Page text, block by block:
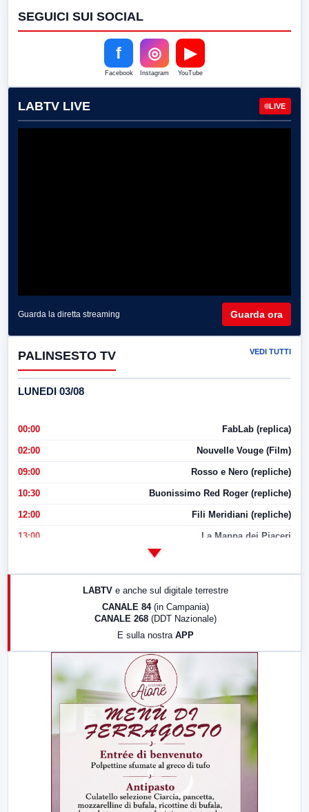
SEGUICI SUI SOCIAL
f
Facebook
◎
Instagram
▶
YouTube
LABTV LIVE LIVE
Guarda la diretta streaming Guarda ora
PALINSESTO TV VEDI TUTTI
LUNEDI 03/08
00:00 FabLab (replica)
02:00 Nouvelle Vouge (Film)
09:00 Rosso e Nero (repliche)
10:30 Buonissimo Red Roger (repliche)
12:00 Fili Meridiani (repliche)
13:00 La Mappa dei Piaceri
LABTV e anche sul digitale terrestre
CANALE 84 (in Campania)
CANALE 268 (DDT Nazionale)
E sulla nostra APP